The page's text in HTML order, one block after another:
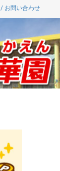
/ お問い合わせ